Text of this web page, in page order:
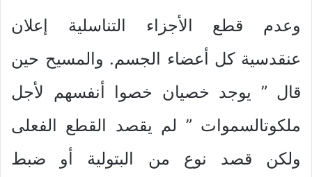
وعدم قطع الأجزاء التناسلية إعلان
عنقدسية كل أعضاء الجسم. والمسيح حين
قال ” يوجد خصيان خصوا أنفسهم لأجل
ملكوتالسموات ” لم يقصد القطع الفعلى
ولكن قصد نوع من البتولية أو ضبط